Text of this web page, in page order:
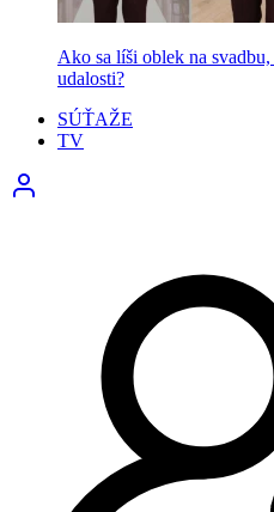
Ako sa líši oblek na
udalosti?
SÚŤAŽE
TV